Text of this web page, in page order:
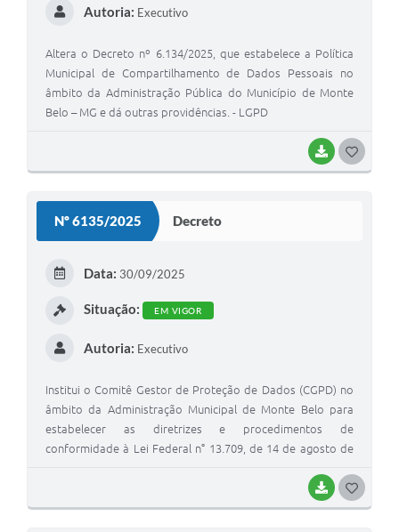
BAIXAR
Autoria: Executivo
Altera o Decreto nº 6.134/2025, que estabelece a Política
Municipal de Compartilhamento de Dados Pessoais no
âmbito da Administração Pública do Município de Monte
Belo – MG e dá outras providências. - LGPD
Nº 6135/2025 Decreto
BAIXAR
Data: 30/09/2025
Situação: EM VIGOR
Autoria: Executivo
Institui o Comitê Gestor de Proteção de Dados (CGPD) no
âmbito da Administração Municipal de Monte Belo para
estabelecer as diretrizes e procedimentos de
conformidade à Lei Federal n° 13.709, de 14 de agosto de